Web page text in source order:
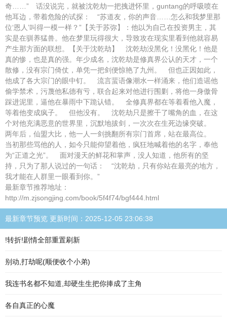
奇……” 话没说完，就被沈乾劫一把拽进怀里，guntang的呼吸喷在
他耳边，带着危险的试探： “苏道友，你的声音……怎么和我梦里那
位‘恩人’叫得一模一样？”【关于苏弥】：他以为自己在投资男主，其
实是在驯养猛兽。他在梦里玩得很大，导致攻在现实里看到他就容易
产生那方面的联想。【关于沈乾劫】 沈乾劫没黑化！没黑化！他是
真的惨，也是真的强。年少成名，沈乾劫是修真界公认的天才，一个
散修，没有宗门倚仗，单凭一把剑便惊艳了九州。 但也正因如此，
他成了各大宗门的眼中钉。 流言蜚语像潮水一样涌来，他们造谣他
偷学禁术，污蔑他私德有亏，联合起来对他进行围剿，将他一身傲骨
踩进泥里，逼他在暴雨中下跪认错。 全修真界都在等着看他入魔，
等着他变成疯子。 但他没有。 沈乾劫只是擦干了嘴角的血，在这
个对他充满恶意的世界里，沉默地拔剑，一次次在生死边缘突破。
两年后，仙盟大比，他一人一剑挑翻所有宗门首席，站在最高位。
当初那些骂他的人，如今只能仰望着他，疯狂地喊着他的名字，奉他
为“正道之光”。 面对漫天的鲜花和掌声，没人知道，他所有的坚
持，只为了那人说过的一句话： “沈乾劫，只有你站在最亮的地方，
我才能在人群里一眼看到你。”
最新章节推荐地址：
http://m.zjsongjing.com/book/5f4f74/bgf444.html
最新章节预览 更新时间：2025-12-05 23:06:38
!转折!剧情全部重置刷新
别动,打劫呢(顺便收个小弟)
我连书名都不知道,却硬生生把你捧成了主角
各自真正的心魔